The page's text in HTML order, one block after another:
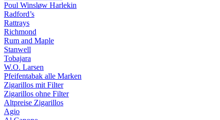
Poul Winsløw Harlekin
Radford’s
Rattrays
Richmond
Rum and Maple
Stanwell
Tobajara
W.O. Larsen
Pfeifentabak alle Marken
Zigarillos mit Filter
Zigarillos ohne Filter
Altpreise Zigarillos
Agio